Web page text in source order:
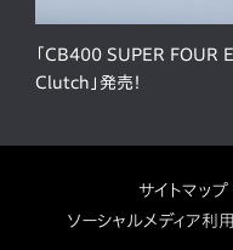
「CB400 SUPER FOUR
Clutch」発売！
サイトマップ
ソーシャルメディア利